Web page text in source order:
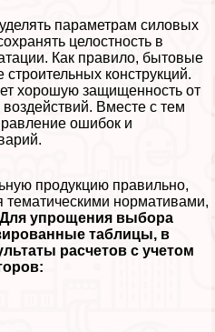
параметрам силовых
целостность в
Как правило, бытовые
конструкций.
хорошую защищенность от
Вместе с тем
ошибок и
продукцию правильно,
тематическими нормативами,
Для упрощения выбора
таблицы, в
расчетов с учетом